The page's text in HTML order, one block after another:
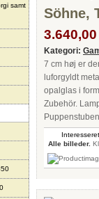
samt
Söhne,
Kategori:
7 cm høj er
luforgyldt
opalglas i
Zubehör.
Alle billeder.